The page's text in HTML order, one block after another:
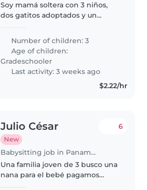
Soy mamá soltera con 3 niños,
dos gatitos adoptados y un
mucho amor, necesitamos de
una niñera interna con mucha
paciencia, dedicación y sobre
todo que..
Number of children: 3
Age of children:
Gradeschooler
Last activity: 3 weeks ago
$2.22/hr
Julio César
New
Babysitting job in Panama City
6
Una familia joven de 3 busco una
nana para el bebé pagamos